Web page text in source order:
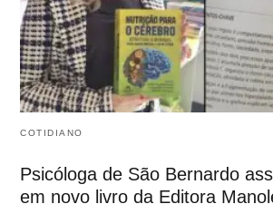
COTIDIANO
Psicóloga de São Bernardo
em novo livro da Editora